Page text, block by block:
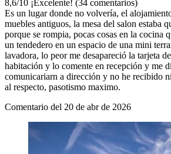
8,6/10 ¡Excelente! (34 comentarios)
Es un lugar donde no volvería, el
muebles antiguos, la mesa del salon estaba
porque se rompia, pocas cosas en la cocina
un tendedero en un espacio de una mini
lavadora, lo peor me desapareció la tarjeta
habitación y lo comente en recepción y me
comunicariarn a dirección y no he recibido
al respecto, pasotismo maximo.
Comentario del 20 de abr de 2026